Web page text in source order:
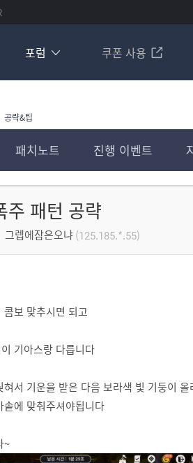
포럼 쿠폰 사용
패치노트 진행 이벤트
공략&팁
주 패턴 공략
그렙에잠은오냐(125.185.*.55)
보 맞추시면 되고
기아스랑 다릅니다
서 기운을 받은 다음 보라색 빛 기둥이
에 맞춰주셔야됩니다
~